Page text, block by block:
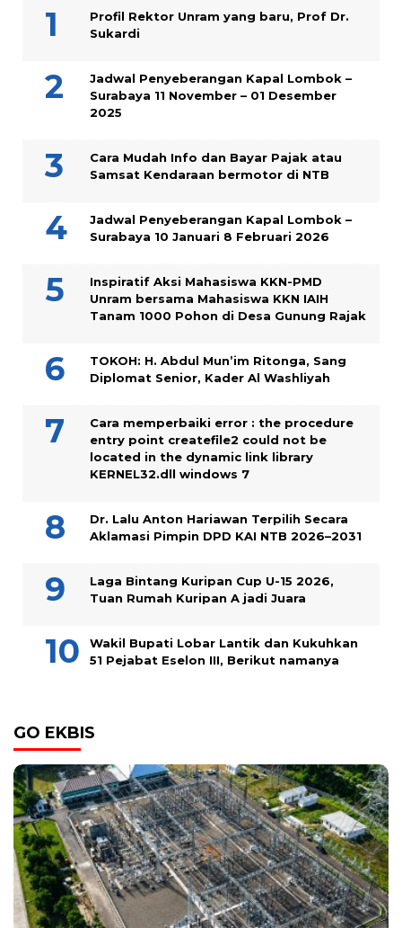
Profil Rektor Unram yang baru, Prof Dr.
Sukardi
Jadwal Penyeberangan Kapal Lombok –
Surabaya 11 November – 01 Desember
2025
Cara Mudah Info dan Bayar Pajak atau
Samsat Kendaraan bermotor di NTB
Jadwal Penyeberangan Kapal Lombok –
Surabaya 10 Januari 8 Februari 2026
Inspiratif Aksi Mahasiswa KKN-PMD
Unram bersama Mahasiswa KKN IAIH
Tanam 1000 Pohon di Desa Gunung Rajak
TOKOH: H. Abdul Mun’im Ritonga, Sang
Diplomat Senior, Kader Al Washliyah
Cara memperbaiki error : the procedure
entry point createfile2 could not be
located in the dynamic link library
KERNEL32.dll windows 7
Dr. Lalu Anton Hariawan Terpilih Secara
Aklamasi Pimpin DPD KAI NTB 2026–2031
Laga Bintang Kuripan Cup U-15 2026,
Tuan Rumah Kuripan A jadi Juara
Wakil Bupati Lobar Lantik dan Kukuhkan
51 Pejabat Eselon III, Berikut namanya
GO EKBIS